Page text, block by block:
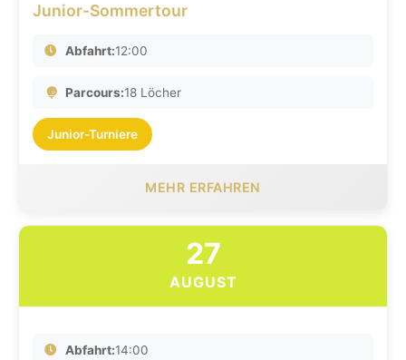
Junior-Sommertour
Abfahrt:12:00
Parcours:18 Löcher
Junior-Turniere
MEHR ERFAHREN
27
AUGUST
Abfahrt:14:00